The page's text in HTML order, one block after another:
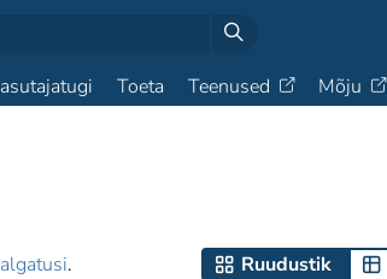
Toeta Teenused Mõju
. Ruudustik